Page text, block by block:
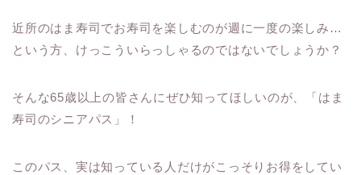
近所のはま寿司でお寿司を楽しむのが週に一度の楽しみ…
という方、けっこういらっしゃるのではないでしょうか？
そんな65歳以上の皆さんにぜひ知ってほしいのが、「はま
寿司のシニアパス」！
このパス、実は知っている人だけがこっそりお得をしてい